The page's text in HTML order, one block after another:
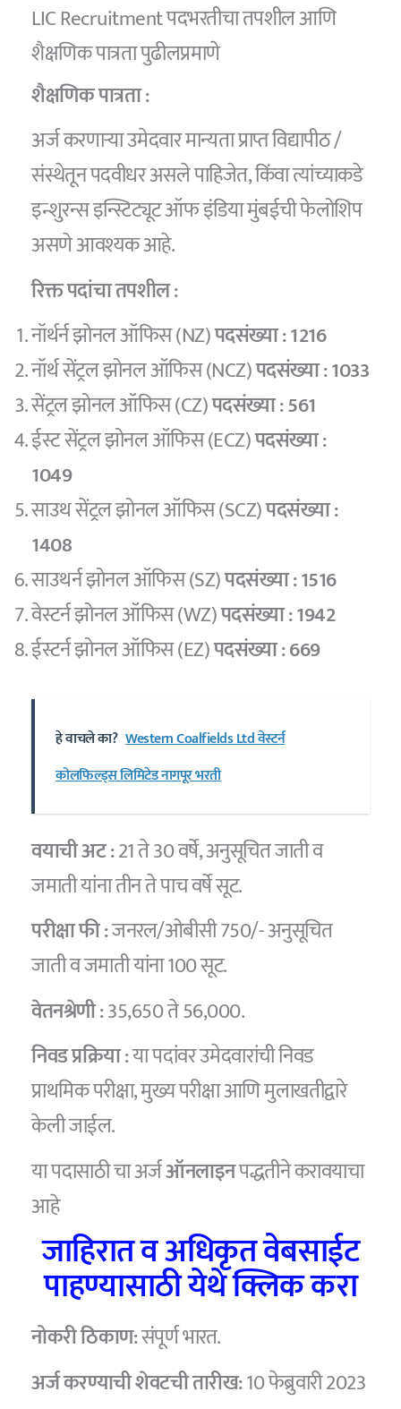
LIC Recruitment पदभरतीचा तपशील आणि
शैक्षणिक पात्रता पुढीलप्रमाणे
शैक्षणिक पात्रता :
अर्ज करणाऱ्या उमेदवार मान्यता प्राप्त विद्यापीठ /
संस्थेतून पदवीधर असले पाहिजेत, किंवा त्यांच्याकडे
इन्शुरन्स इन्स्टिट्यूट ऑफ इंडिया मुंबईची फेलोशिप
असणे आवश्यक आहे.
रिक्त पदांचा तपशील :
नॉर्थर्न झोनल ऑफिस (NZ)पदसंख्या : 1216
नॉर्थ सेंट्रल झोनल ऑफिस (NCZ)पदसंख्या : 1033
सेंट्रल झोनल ऑफिस (CZ)पदसंख्या : 561
ईस्ट सेंट्रल झोनल ऑफिस (ECZ)पदसंख्या :
1049
साउथ सेंट्रल झोनल ऑफिस (SCZ)पदसंख्या :
1408
साउथर्न झोनल ऑफिस (SZ)पदसंख्या : 1516
वेस्टर्न झोनल ऑफिस (WZ)पदसंख्या : 1942
ईस्टर्न झोनल ऑफिस (EZ)पदसंख्या : 669
हे वाचले का? Western Coalfields Ltd वेस्टर्न
कोलफिल्ड्स लिमिटेड नागपूर भरती
वयाची अट :21 ते 30 वर्षे, अनुसूचित जाती व
जमाती यांना तीन ते पाच वर्षे सूट.
परीक्षा फी :जनरल/ओबीसी 750/- अनुसूचित
जाती व जमाती यांना 100 सूट.
वेतनश्रेणी :35,650 ते 56,000.
निवड प्रक्रिया :या पदांवर उमेदवारांची निवड
प्राथमिक परीक्षा, मुख्य परीक्षा आणि मुलाखतीद्वारे
केली जाईल.
या पदासाठी चा अर्जऑनलाइनपद्धतीने करावयाचा
आहे
जाहिरात व अधिकृत वेबसाईट
पाहण्यासाठी येथे क्लिक करा
नोकरी ठिकाण:संपूर्ण भारत.
अर्ज करण्याची शेवटची तारीख:10 फेब्रुवारी 2023